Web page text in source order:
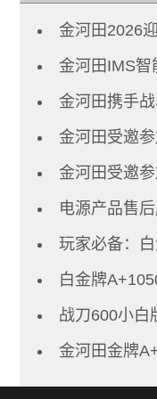
金河田2026
金河田IMS智
金河田携手
金河田受邀
金河田受邀
电源产品售
玩家必备：
白金牌
战刀600小白
金河田金牌